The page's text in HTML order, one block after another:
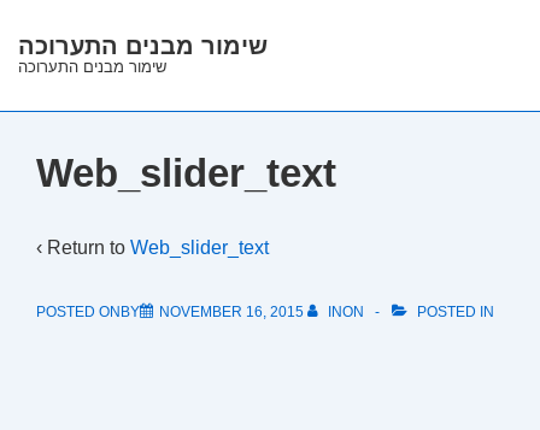
Skip
Main
שימור מבנים התערוכה
שימור מבנים התערוכה
Web_slider_text
‹ Return to Web_slider_text
POSTED ONBY NOVEMBER 16, 2015 INON POSTED IN